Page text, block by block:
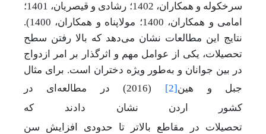
سرخکوله و همکاران، 1402؛ رشادی و قیصریان، 1401؛
امامی و همکاران، 1400؛ مولاپناه و همکاران، 1400).
نتایج این مطالعات نشان می‌دهد که بالا رفتن سطح
تحصیلات، یکی از عوامل مهم و اثرگذار بر امر ازدواج
در بین جوانان و به‌طور ویژه دختران است. برای مثال
جبل
و هین [2]
(2016) در مطالعه‌ای
در
کشور
اردن نشان
دادند که
تحصیلات
در مقاطع بالاتر تا حدودی افزایش
سن